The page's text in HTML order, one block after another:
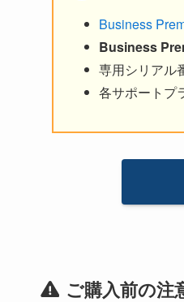
Business
Business
専用シリアル
各サポートプ
ご購入前の注